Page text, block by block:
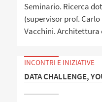
Seminario. Ricerca
(supervisor prof.
Vacchini. Architettura
INCONTRI E INIZIATIVE
DATA CHALLENGE,